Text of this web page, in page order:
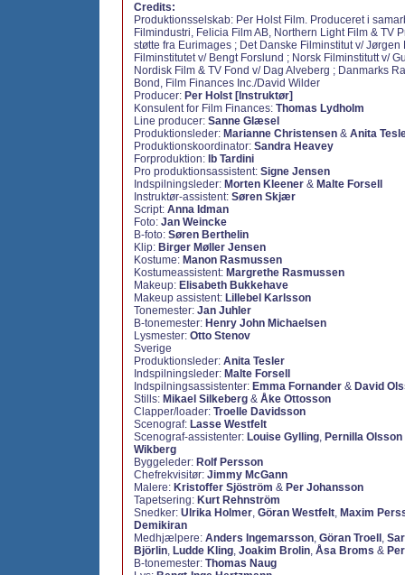
Credits:
Produktionsselskab: Per Holst Film. Produceret i
Filmindustri, Felicia Film AB, Northern Light Film & TV
støtte fra Eurimages ; Det Danske Filminstitut v/
Filminstitutet v/ Bengt Forslund ; Norsk Filminstitutt v/
Nordisk Film & TV Fond v/ Dag Alveberg ; Danmarks
Bond, Film Finances Inc./David Wilder
Producer: Per Holst [Instruktør]
Konsulent for Film Finances: Thomas Lydholm
Line producer: Sanne Glæsel
Produktionsleder: Marianne Christensen & Anita
Produktionskoordinator: Sandra Heavey
Forproduktion: Ib Tardini
Pro produktionsassistent: Signe Jensen
Indspilningsleder: Morten Kleener & Malte Forsell
Instruktør-assistent: Søren Skjær
Script: Anna Idman
Foto: Jan Weincke
B-foto: Søren Berthelin
Klip: Birger Møller Jensen
Kostume: Manon Rasmussen
Kostumeassistent: Margrethe Rasmussen
Makeup: Elisabeth Bukkehave
Makeup assistent: Lillebel Karlsson
Tonemester: Jan Juhler
B-tonemester: Henry John Michaelsen
Lysmester: Otto Stenov
Sverige
Produktionsleder: Anita Tesler
Indspilningsleder: Malte Forsell
Indspilningsassistenter: Emma Fornander & David
Stills: Mikael Silkeberg & Åke Ottosson
Clapper/loader: Troelle Davidsson
Scenograf: Lasse Westfelt
Scenograf-assistenter: Louise Gylling, Pernilla Olsson
Wikberg
Byggeleder: Rolf Persson
Chefrekvisitør: Jimmy McGann
Malere: Kristoffer Sjöström & Per Johansson
Tapetsering: Kurt Rehnström
Snedker: Ulrika Holmer, Göran Westfelt, Maxim
Demikiran
Medhjælpere: Anders Ingemarsson, Göran Troell ,
Björlin, Ludde Kling, Joakim Brolin, Åsa Broms &
B-tonemester: Thomas Naug